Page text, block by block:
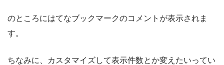
のところにはてなブックマークのコメントが表示されま
す。
ちなみに、カスタマイズして表示件数とか変えたいってい